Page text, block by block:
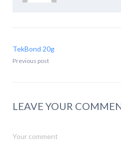
TekBond 20g
Previous post
LEAVE YOUR